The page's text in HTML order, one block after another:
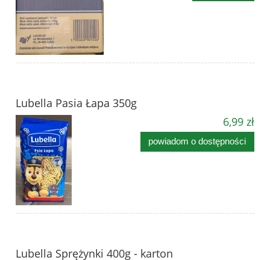
Lubella Pasia Łapa 350g
6,99 zł
powiadom o dostępności
Lubella Sprężynki 400g - karton